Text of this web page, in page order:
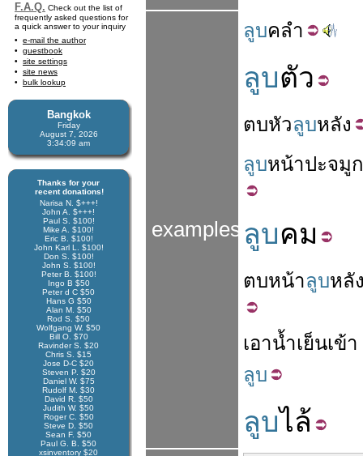
F.A.Q. Check out the list of
frequently asked questions for
a quick answer to your inquiry
e-mail the author
guestbook
site settings
site news
bulk lookup
Bangkok
Friday
August 7, 2026
3:34:10 am
Thanks for your
recent donations!
Narisa N. $+++!
John A. $+++!
Paul S. $100!
Mike A. $100!
Eric B. $100!
John Karl L. $100!
Don S. $100!
John S. $100!
Peter B. $100!
Ingo B $50
Peter d C $50
Hans G $50
Alan M. $50
Rod S. $50
Wolfgang W. $50
Bill O. $70
Ravinder S. $20
Chris S. $15
Jose D-C $20
Steven P. $20
Daniel W. $75
Rudolf M. $30
David R. $50
Judith W. $50
Roger C. $50
Steve D. $50
Sean F. $50
Paul G. B. $50
xsinventory $20
examples
ลูบคลำ
ลูบตัว
ตบหัวลูบหลัง
ลูบหน้าปะจมูก
ลูบคม
ตบหน้าลูบหลั
เอาน้ำเย็นเข้า
ลูบ
ลูบไล้